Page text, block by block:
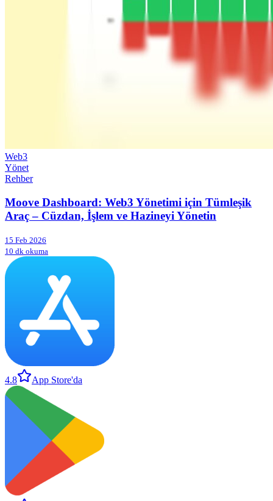
Web3
Yönet
Rehber
Moove Dashboard: Web3 Yönetimi için Tümleşik
Araç – Cüzdan, İşlem ve Hazineyi Yönetin
15 Feb 2026
10 dk okuma
4.8 App Store'da